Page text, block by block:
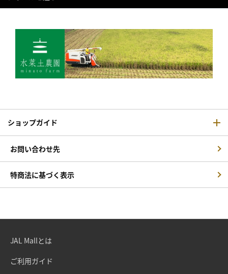
ショップガイド
お問い合わせ先
特商法に基づく表示
JAL Mallとは
ご利用ガイド